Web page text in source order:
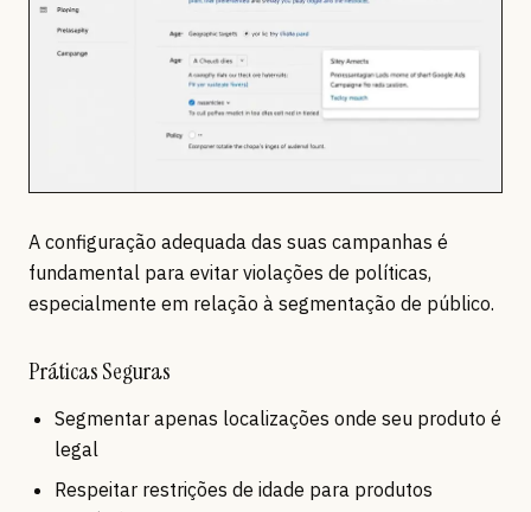
A configuração adequada das suas campanhas é
fundamental para evitar violações de políticas,
especialmente em relação à segmentação de público.
Práticas Seguras
Segmentar apenas localizações onde seu produto é
legal
Respeitar restrições de idade para produtos